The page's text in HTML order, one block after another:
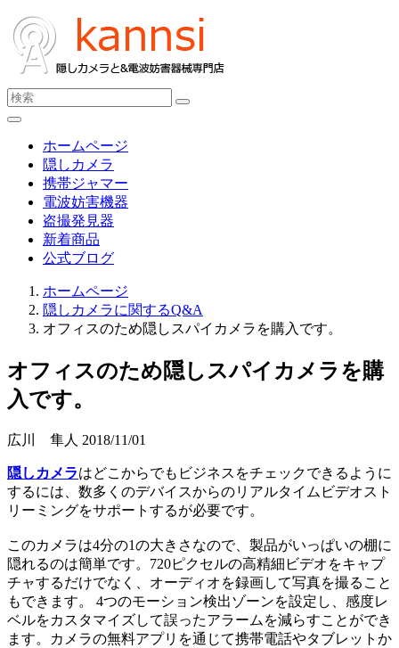
ホームページ
隠しカメラ
携帯ジャマー
電波妨害機器
盗撮発見器
新着商品
公式ブログ
ホームページ
隠しカメラに関するQ&A
オフィスのため隠しスパイカメラを購入です。
オフィスのため隠しスパイカメラを購
入です。
広川 隼人 2018/11/01
隠しカメラはどこからでもビジネスをチェックできるように
するには、数多くのデバイスからのリアルタイムビデオスト
リーミングをサポートするが必要です。
このカメラは4分の1の大きさなので、製品がいっぱいの棚に
隠れるのは簡単です。720ピクセルの高精細ビデオをキャプ
チャするだけでなく、オーディオを録画して写真を撮ること
もできます。 4つのモーション検出ゾーンを設定し、感度レ
ベルをカスタマイズして誤ったアラームを減らすことができ
ます。カメラの無料アプリを通じて携帯電話やタブレットか